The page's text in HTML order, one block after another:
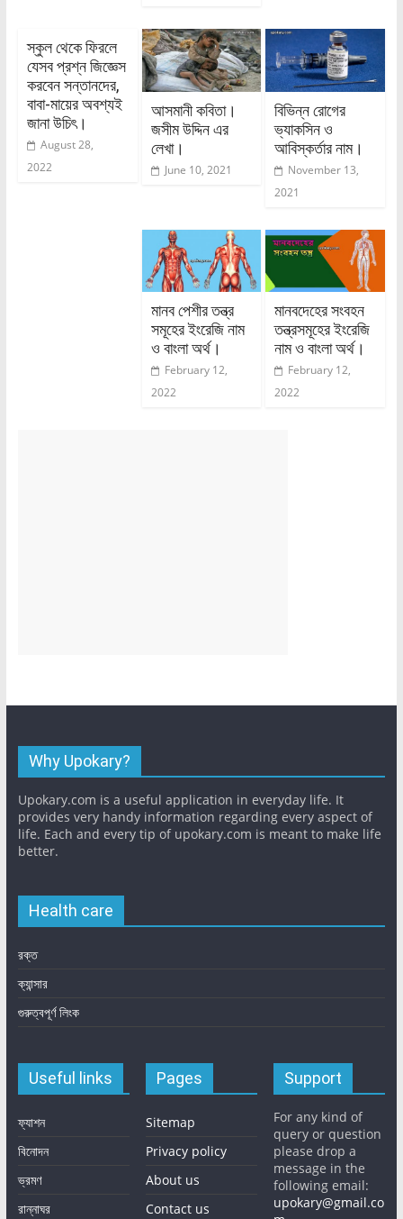
স্কুল থেকে ফিরলে
যেসব প্রশ্ন জিজ্ঞেস
করবেন সন্তানদের,
বাবা-মায়ের অবশ্যই
জানা উচিৎ।
August 28,
2022
আসমানী কবিতা।
জসীম উদ্দিন এর
লেখা।
June 10, 2021
বিভিন্ন রোগের
ভ্যাকসিন ও
আবিস্কর্তার নাম।
November 13,
2021
মানব পেশীর তন্ত্র
সমূহের ইংরেজি নাম
ও বাংলা অর্থ।
February 12,
2022
মানবদেহের সংবহন
তন্ত্রসমূহের ইংরেজি
নাম ও বাংলা অর্থ।
February 12,
2022
Why Upokary?
Upokary.com is a useful application in everyday life. It
provides very handy information regarding every aspect of
life. Each and every tip of upokary.com is meant to make life
better.
Health care
রক্ত
ক্যান্সার
গুরুত্বপূর্ণ লিংক
Useful links
ফ্যাশন
বিনোদন
ভ্রমণ
রান্নাঘর
Pages
Sitemap
Privacy policy
About us
Contact us
Support
For any kind of
query or question
please drop a
message in the
following email:
upokary@gmail.co